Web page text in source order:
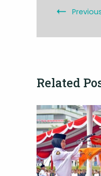
Related